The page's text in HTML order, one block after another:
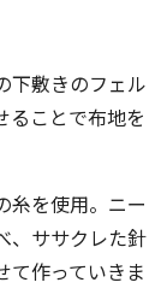
下敷きのフェル
ることで布地を
糸を使用。ニー
、ササクレた針
て作っていきま